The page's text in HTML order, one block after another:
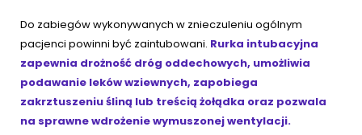
Do zabiegów wykonywanych w znieczuleniu ogólnym
pacjenci powinni być zaintubowani. Rurka intubacyjna
zapewnia drożność dróg oddechowych, umożliwia
podawanie leków wziewnych, zapobiega
zakrztuszeniu śliną lub treścią żołądka oraz pozwala
na sprawne wdrożenie wymuszonej wentylacji.